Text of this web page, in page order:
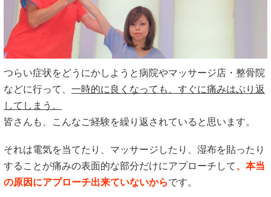
つらい症状をどうにかしようと病院やマッサージ店・整骨院
などに行って、 一時的に良くなっても、すぐに痛みはぶり返
してしまう。
皆さんも、こんなご経験を繰り返されていると思います。
それは電気を当てたり、マッサージしたり、湿布を貼ったり
することが痛みの表面的な部分だけにアプローチして、本当
の原因にアプローチ出来ていないからです。